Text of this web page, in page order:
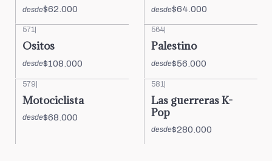
desde$62.000 desde$64.000
571
Ositos
desde$108.000
564
Palestino
desde$56.000
579|
Motociclista
desde$68.000
581 |
Las guerreras K-
Pop
desde$280.000